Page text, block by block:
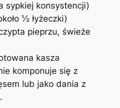
sypkiej konsystencji)
½ łyżeczki)
pieprzu, świeże
kasza
komponuje się z
lub jako dania z